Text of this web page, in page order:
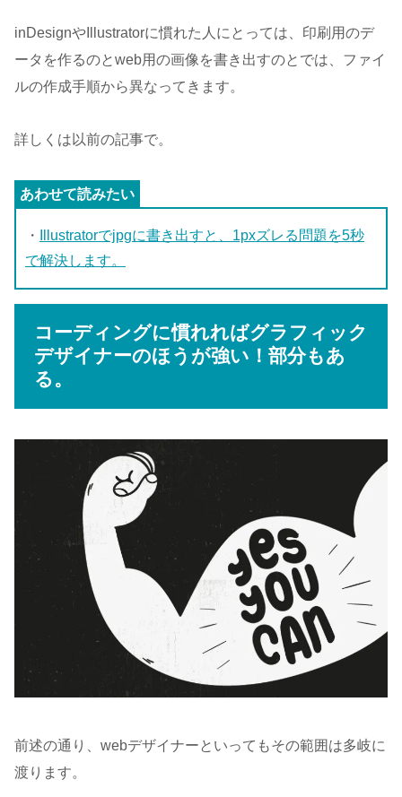
inDesignやIllustratorに慣れた人にとっては、印刷用のデ
ータを作るのとweb用の画像を書き出すのとでは、ファイ
ルの作成手順から異なってきます。
詳しくは以前の記事で。
・
Illustratorでjpgに書き出すと、1pxズレる問題を5秒
で解決します。
コーディングに慣れればグラフィック
デザイナーのほうが強い！部分もあ
る。
前述の通り、webデザイナーといってもその範囲は多岐に
渡ります。